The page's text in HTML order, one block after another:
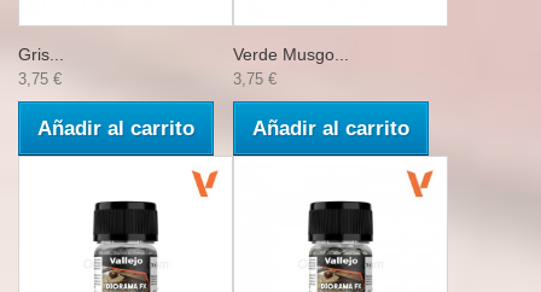
Gris...
3,75 €
Añadir al carrito
Verde Musgo...
3,75 €
Añadir al carrito